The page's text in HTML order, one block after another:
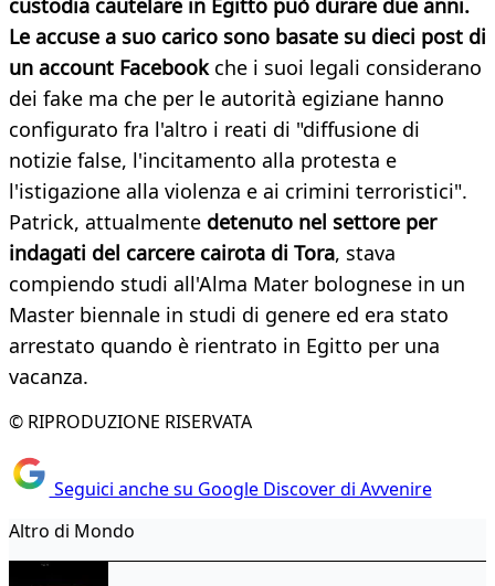
custodia cautelare in Egitto può durare due anni.
Le accuse a suo carico sono basate su dieci post di
un account Facebook che i suoi legali considerano
dei fake ma che per le autorità egiziane hanno
configurato fra l'altro i reati di "diffusione di
notizie false, l'incitamento alla protesta e
l'istigazione alla violenza e ai crimini terroristici".
Patrick, attualmente detenuto nel settore per
indagati del carcere cairota di Tora, stava
compiendo studi all'Alma Mater bolognese in un
Master biennale in studi di genere ed era stato
arrestato quando è rientrato in Egitto per una
vacanza.
© RIPRODUZIONE RISERVATA
Seguici anche su Google Discover di Avvenire
Altro di Mondo